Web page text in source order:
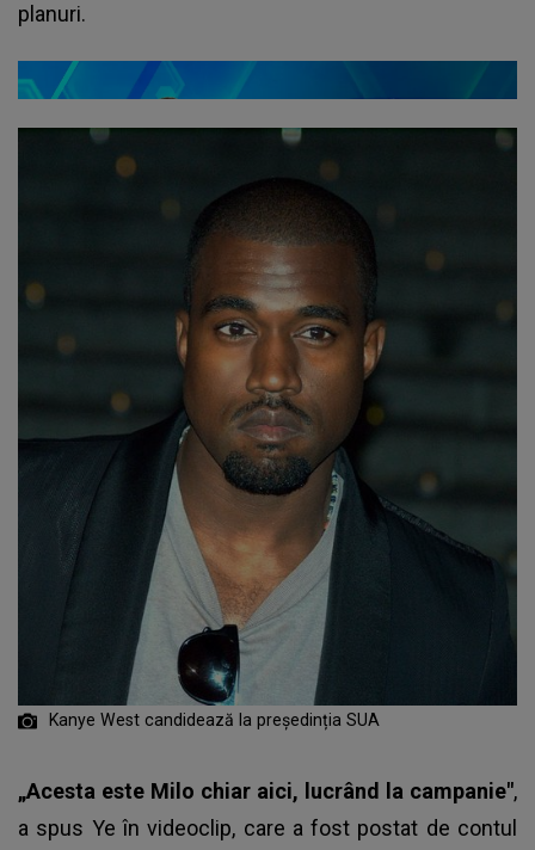
planuri.
Kanye West candidează la președinția SUA
„Acesta este Milo chiar aici, lucrând la campanie",
a spus Ye în videoclip, care a fost postat de contul